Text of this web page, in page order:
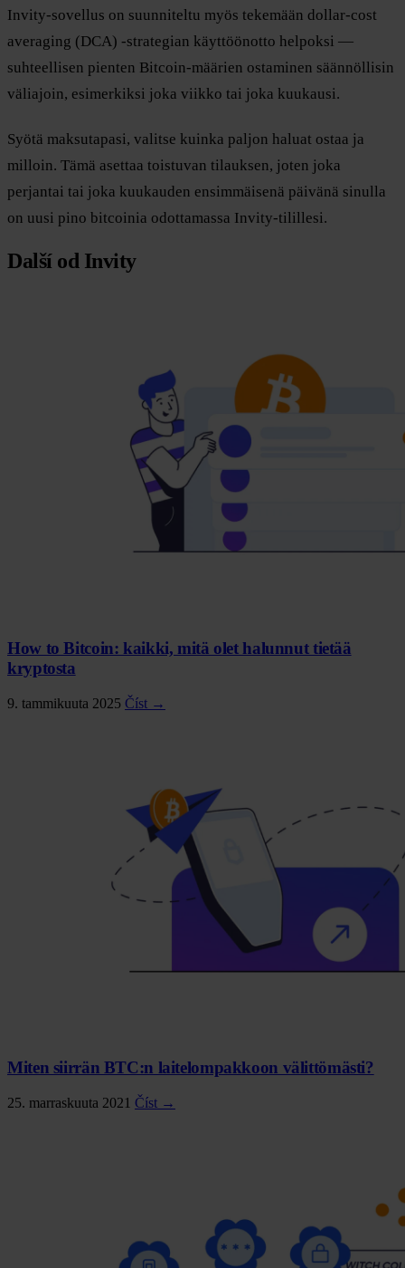
Invity-sovellus on suunniteltu myös tekemään dollar-cost
averaging (DCA) -strategian käyttöönotto helpoksi —
suhteellisen pienten Bitcoin-määrien ostaminen säännöllisin
väliajoin, esimerkiksi joka viikko tai joka kuukausi.
Syötä maksutapasi, valitse kuinka paljon haluat ostaa ja
milloin. Tämä asettaa toistuvan tilauksen, joten joka
perjantai tai joka kuukauden ensimmäisenä päivänä sinulla
on uusi pino bitcoinia odottamassa Invity-tilillesi.
Další od Invity
How to Bitcoin: kaikki, mitä olet halunnut tietää
kryptosta
9. tammikuuta 2025 Číst →
Miten siirrän BTC:n laitelompakkoon välittömästi?
25. marraskuuta 2021 Číst →